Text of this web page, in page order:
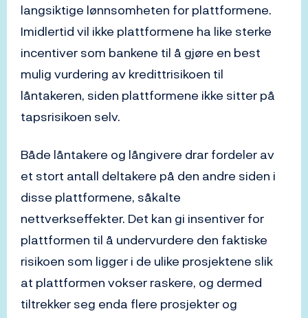
langsiktige lønnsomheten for plattformene.
Imidlertid vil ikke plattformene ha like sterke
incentiver som bankene til å gjøre en best
mulig vurdering av kredittrisikoen til
låntakeren, siden plattformene ikke sitter på
tapsrisikoen selv.
Både låntakere og långivere drar fordeler av
et stort antall deltakere på den andre siden i
disse plattformene, såkalte
nettverkseffekter. Det kan gi insentiver for
plattformen til å undervurdere den faktiske
risikoen som ligger i de ulike prosjektene slik
at plattformen vokser raskere, og dermed
tiltrekker seg enda flere prosjekter og